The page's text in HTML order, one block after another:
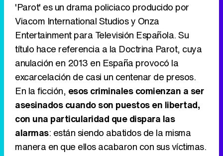
Tráiler en catalán de 'Ravalear', la nueva serie de HBO Max sobre los fondos buitre
Tráiler de la tercera temporada de 'The Walking Dead: Dead City' de AMC+
'Parot' es un drama policiaco producido por
Viacom International Studios y Onza
Entertainment para Televisión Española. Su
título hace referencia a la Doctrina Parot, cuya
anulación en 2013 en España provocó la
excarcelación de casi un centenar de presos.
En la ficción, esos criminales comienzan a ser
asesinados cuando son puestos en libertad,
con una particularidad que dispara las
alarmas: están siendo abatidos de la misma
manera en que ellos acabaron con sus víctimas.